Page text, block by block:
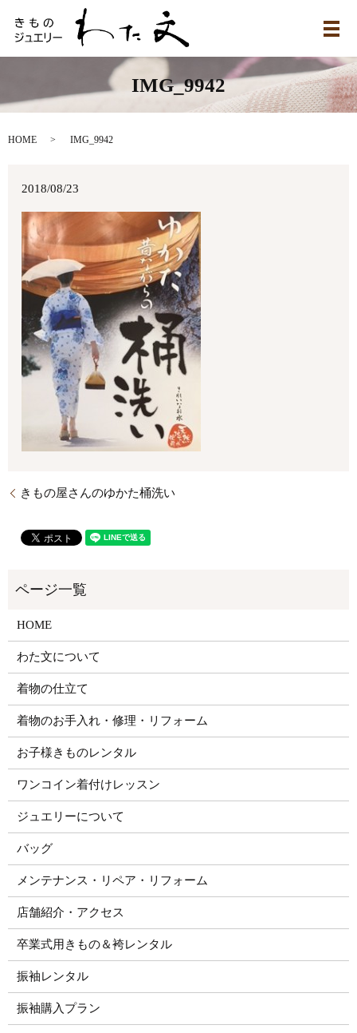
メ
IMG_9942
HOME IMG_9942
2018/08/23
きもの屋さんのゆかた桶洗い
HOME
わた文について
着物の仕立て
着物のお手入れ・修理・リフォーム
お子様きものレンタル
ワンコイン着付けレッスン
ジュエリーについて
バッグ
メンテナンス・リペア・リフォーム
店舗紹介・アクセス
卒業式用きもの＆袴レンタル
振袖レンタル
振袖購入プラン